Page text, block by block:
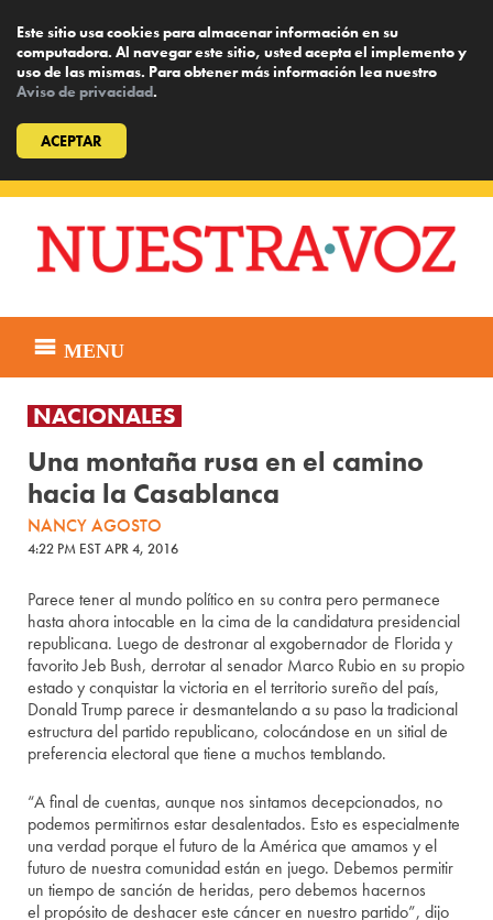
Este sitio usa cookies para almacenar información en su
computadora. Al navegar este sitio, usted acepta el implemento y
uso de las mismas. Para obtener más información lea nuestro
Aviso de privacidad.
ACEPTAR
content
MENU
NACIONALES
Una montaña rusa en el camino
hacia la Casablanca
NANCY AGOSTO
4:22 PM EST APR 4, 2016
Parece tener al mundo político en su contra pero permanece
hasta ahora intocable en la cima de la candidatura presidencial
republicana. Luego de destronar al exgobernador de Florida y
favorito Jeb Bush, derrotar al senador Marco Rubio en su propio
estado y conquistar la victoria en el territorio sureño del país,
Donald Trump parece ir desmantelando a su paso la tradicional
estructura del partido republicano, colocándose en un sitial de
preferencia electoral que tiene a muchos temblando.
“A final de cuentas, aunque nos sintamos decepcionados, no
podemos permitirnos estar desalentados. Esto es especialmente
una verdad porque el futuro de la América que amamos y el
futuro de nuestra comunidad están en juego. Debemos permitir
un tiempo de sanción de heridas, pero debemos hacernos
el propósito de deshacer este cáncer en nuestro partido”, dijo